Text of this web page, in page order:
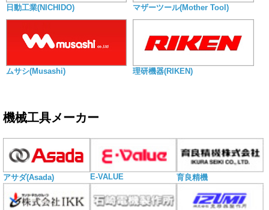
日動工業(NICHIDO) マザーツール(Mother Tool)
ムサシ(Musashi) 理研機器(RIKEN)
機械工具メーカー
アサダ(Asada) E-VALUE 育良精機